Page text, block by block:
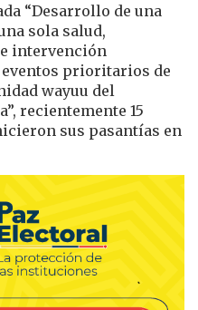
“Desarrollo de una
sola salud,
intervención
prioritarios de
wayuu del
recientemente 15
sus pasantías en